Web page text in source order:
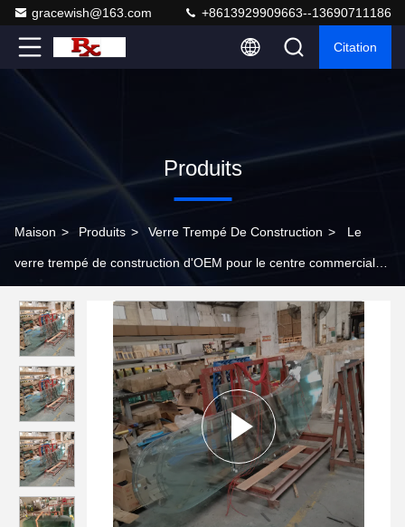
gracewish@163.com +8613929909663--13690711186
Citation
Produits
Maison > Produits > Verre Trempé De Construction > Le
verre trempé de construction d'OEM pour le centre commercial